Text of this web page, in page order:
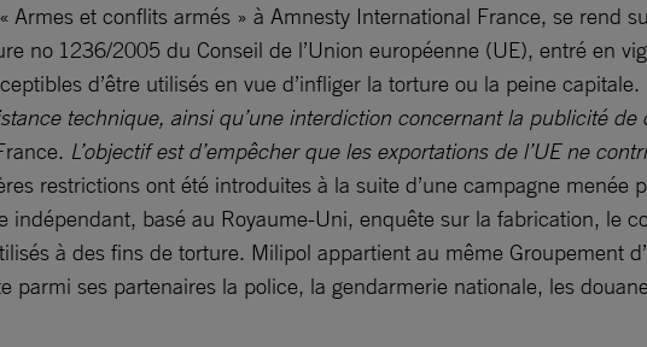
et conflits armés » à Amnesty International France, se rend
no 1236/2005 du Conseil de l’Union européenne (UE), entré en
d’être utilisés en vue d’infliger la torture ou la peine capitale.
technique, ainsi qu’une interdiction concernant la publicité de
L’objectif est d’empêcher que les exportations de l’UE ne
restrictions ont été introduites à la suite d’une campagne
indépendant, basé au Royaume-Uni, enquête sur la fabrication, le
à des fins de torture. Milipol appartient au même Groupement
ses partenaires la police, la gendarmerie nationale, les